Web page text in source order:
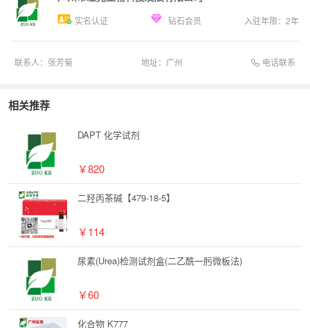
实名认证 钻石会员 入驻年限： 2年
联系人： 张芳菊 地址： 广州 电话联系
相关推荐
DAPT 化学试剂
￥820
二羟丙茶碱【479-18-5】
￥114
尿素(Urea)检测试剂盒(二乙酰一肟微板法)
￥60
化合物 K777